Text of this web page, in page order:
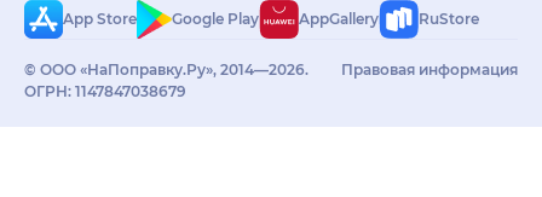
App Store
Google Play AppGallery RuStore
© ООО «НаПоправку.Ру», 2014—2026.
ОГРН: 1147847038679
Правовая информация